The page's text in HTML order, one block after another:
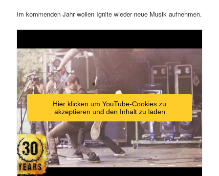
Im kommenden Jahr wollen Ignite wieder neue Musik aufnehmen.
Hier klicken um YouTube-Cookies zu
akzeptieren und den Inhalt zu laden